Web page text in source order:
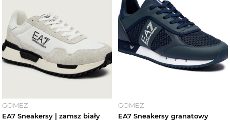
GOMEZ
EA7 Sneakersy | zamsz biały
GOMEZ
EA7 Sneakersy granatowy